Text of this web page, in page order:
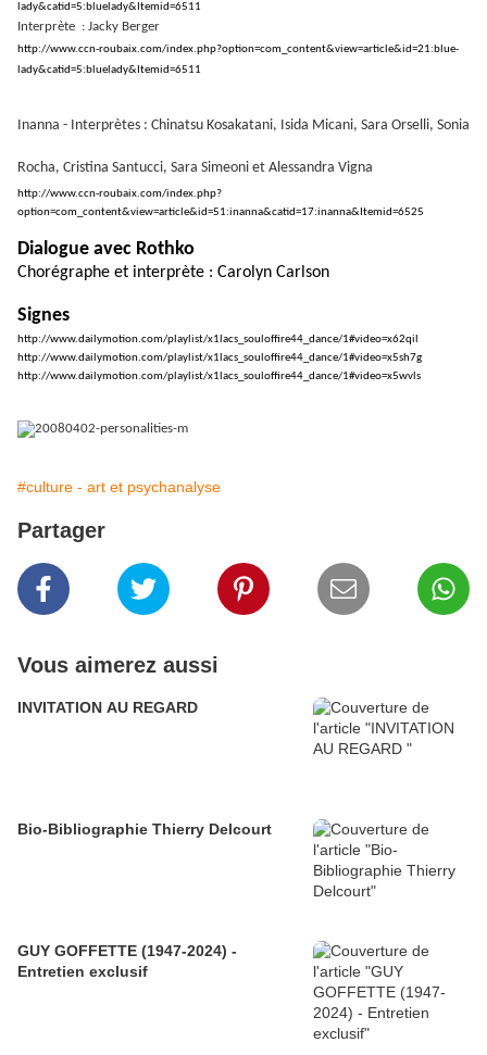
lady&catid=5:bluelady&Itemid=6511
Interprète : Jacky Berger
http://www.ccn-roubaix.com/index.php?option=com_content&view=article&id=21:blue-
lady&catid=5:bluelady&Itemid=6511
Inanna - Interprètes : Chinatsu Kosakatani, Isida Micani, Sara Orselli, Sonia
Rocha, Cristina Santucci, Sara Simeoni et Alessandra Vigna
http://www.ccn-roubaix.com/index.php?
option=com_content&view=article&id=51:inanna&catid=17:inanna&Itemid=6525
Dialogue avec Rothko
Chorégraphe et interprète : Carolyn Carlson
Signes
http://www.dailymotion.com/playlist/x1lacs_souloffire44_dance/1#video=x62qil
http://www.dailymotion.com/playlist/x1lacs_souloffire44_dance/1#video=x5sh7g
http://www.dailymotion.com/playlist/x1lacs_souloffire44_dance/1#video=x5wvls
#culture - art et psychanalyse
Partager
Vous aimerez aussi
INVITATION AU REGARD
Bio-Bibliographie Thierry Delcourt
GUY GOFFETTE (1947-2024) -
Entretien exclusif